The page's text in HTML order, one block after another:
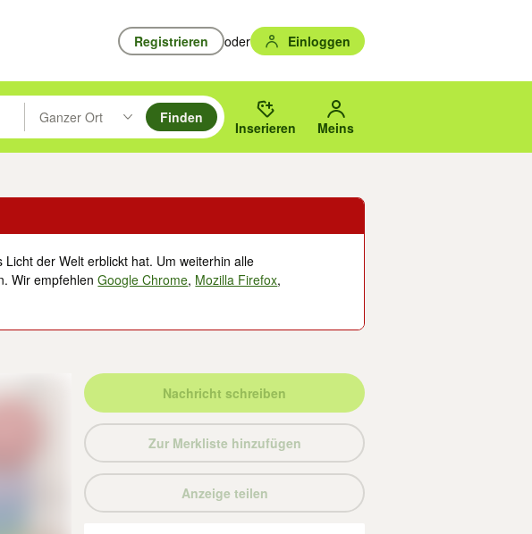
Registrieren oder Einloggen
nach oben/unten durchsuchen und mit Eingabetaste auswählen.
Eingabetaste drücken um zu suchen, oder Vorschläge mit den Pfeiltasten nach oben/
Ganzer Ort
Suche im Umkreis des gewählten Orts oder PLZ.
Finden
Inserieren Meins
der Welt erblickt hat. Um weiterhin alle
Wir empfehlenGoogle Chrome, Mozilla Firefox,
Nachricht schreiben
Zur Merkliste hinzufügen
Anzeige teilen